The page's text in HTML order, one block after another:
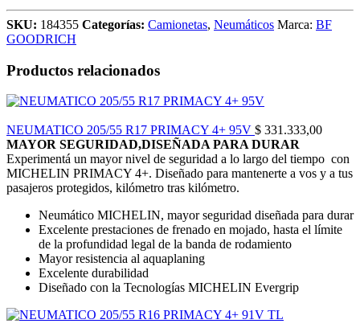
LA LLANTA TODO TERRENO MÁS RUDA CON NUEVA
TECNOLOGÍA LISTA PARA APLASTAR A LA
COMPETENCIA.
CONSTRUIDA PARA DURAR
DISEÑADA PARA SOBRESALIR
Nuevo compuesto de piso All-Terrain
Formulado para incrementar la duración de las llantas tanto en
pavimento como en condiciones fuera de la Carretera.
resistencia a los costados que los competidores.
TRACCIÓN TODO TERRENO
Laminillas 3D profundas y autobloqueantes / Ranuras para lodo.
y nieve.
SKU: 184355 Categorías: Camionetas, Neumáticos Marca: BF
GOODRICH
Productos relacionados
NEUMATICO 205/55 R17 PRIMACY 4+ 95V $ 331.333,00
MAYOR SEGURIDAD,DISEÑADA PARA DURAR
Experimentá un mayor nivel de seguridad a lo largo del tiempo con
MICHELIN PRIMACY 4+. Diseñado para mantenerte a vos y a tus
pasajeros protegidos, kilómetro tras kilómetro.
Neumático MICHELIN, mayor seguridad diseñada para durar
Excelente prestaciones de frenado en mojado, hasta el límite
de la profundidad legal de la banda de rodamiento
Mayor resistencia al aquaplaning
Excelente durabilidad
Diseñado con la Tecnologías MICHELIN Evergrip